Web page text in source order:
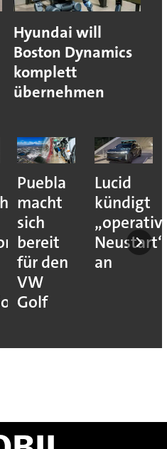
Hyundai will
Boston Dynamics
komplett
übernehmen
Puebla
macht
sich
bereit
für den
VW
Golf
Lucid
kündigt
Neustart“
an